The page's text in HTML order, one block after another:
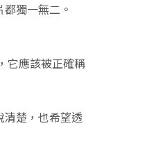
獨一無二。
它應該被正確稱
楚，也希望透